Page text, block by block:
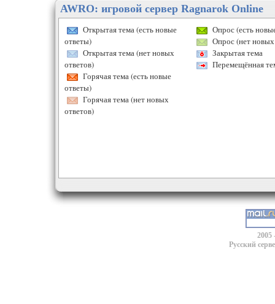
AWRO: игровой сервер Ragnarok Online
Открытая тема (есть новые
ответы)
Открытая тема (нет новых
ответов)
Горячая тема (есть новые
ответы)
Горячая тема (нет новых
ответов)
Опрос (есть
Опрос (нет новых
Закрытая тема
Перемещённая
2005
Русский